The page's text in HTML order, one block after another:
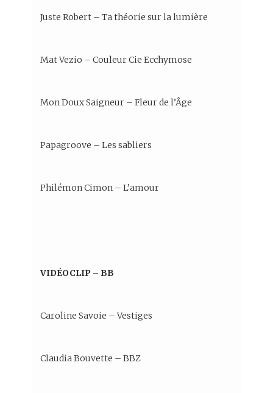
Juste Robert – Ta théorie sur la lumière
Mat Vezio – Couleur Cie Ecchymose
Mon Doux Saigneur – Fleur de l’Âge
Papagroove – Les sabliers
Philémon Cimon – L’amour
VIDÉOCLIP – BB
Caroline Savoie – Vestiges
Claudia Bouvette – BBZ